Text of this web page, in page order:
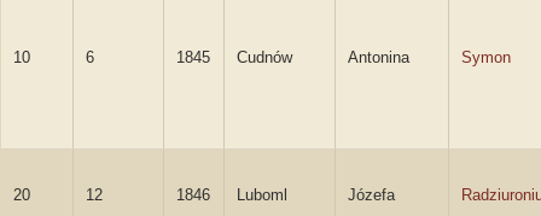
10 6 1845 Cudnów Antonina Symon
20 12 1846 Luboml Józefa